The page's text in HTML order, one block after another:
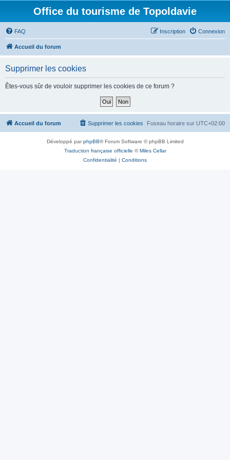
Office du tourisme de Topoldavie
FAQ Connexion
Inscription
Accueil du forum
Supprimer les cookies
Êtes-vous sûr de vouloir supprimer les cookies de ce forum ?
Accueil du forum Fuseau horaire sur UTC+02:00
Supprimer les cookies
Développé parphpBB® Forum Software © phpBB Limited
Traduction française officielle ©Miles Cellar
Confidentialité | Conditions